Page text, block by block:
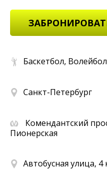
Баскетбол,
Санкт-Петербург
Комендантский
Пионерская
Автобусная улица, 4